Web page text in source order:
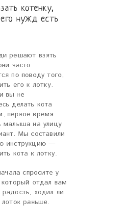
котенку,
нужд есть
решают взять
часто
по поводу того,
его к лотку.
вы не
делать кота
первое время
малыша на улицу
Мы составили
инструкцию —
кота к лотку.
спросите у
который отдал вам
ходил ли
раньше.